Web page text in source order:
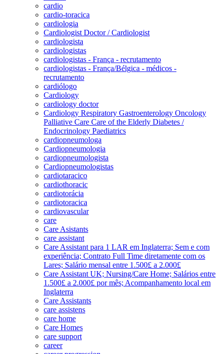
cardio
cardio-toracica
cardiologia
Cardiologist Doctor / Cardiologist
cardiologista
cardiologistas
cardiologistas - França - recrutamento
cardiologistas - França/Bélgica - médicos -
recrutamento
cardiólogo
Cardiology
cardiology doctor
Cardiology Respiratory Gastroenterology Oncology
Palliative Care Care of the Elderly Diabetes /
Endocrinology Paediatrics
cardiopneumologa
Cardiopneumologia
cardiopneumologista
Cardiopneumologistas
cardiotaracico
cardiothoracic
cardiotorácia
cardiotoracica
cardiovascular
care
Care Asistants
care assistant
Care Assistant para 1 LAR em Inglaterra; Sem e com
experiência; Contrato Full Time diretamente com os
Lares; Salário mensal entre 1.500£ a 2.000£
Care Assistant UK; Nursing/Care Home; Salários entre
1.500£ a 2.000£ por mês; Acompanhamento local em
Inglaterra
Care Assistants
care assistens
care home
Care Homes
care support
career